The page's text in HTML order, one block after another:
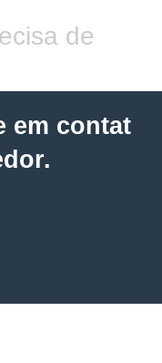
de
em contat